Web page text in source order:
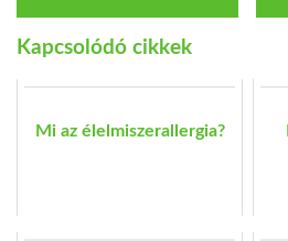
Kapcsolódó cikkek
Mi az élelmiszerallergia?